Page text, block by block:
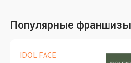
Популярные франшизы
IDOL FACE